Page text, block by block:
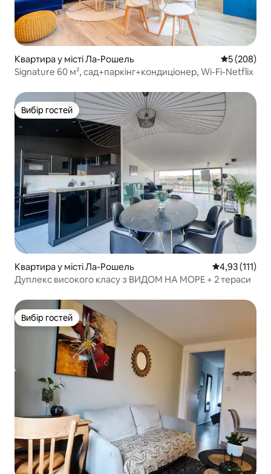
Квартира у місті Ла-Рошель Середня
5 (208)
Signature 60 м², сад+паркінг+кондиціонер, Wi-Fi-Netflix
Вибір гостей
Вибір гостей
Квартира у місті Ла-Рошель Середня
4,93 (111)
Дуплекс високого класу з ВИДОМ НА МОРЕ + 2 тераси
Вибір гостей
Вибір гостей